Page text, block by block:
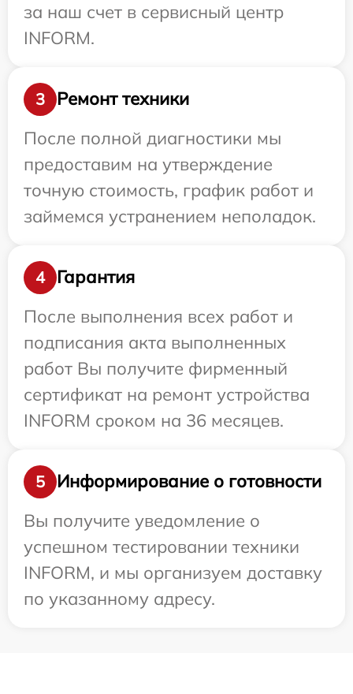
за наш счет в сервисный центр
INFORM.
3
Ремонт техники
После полной диагностики мы
предоставим на утверждение
точную стоимость, график работ и
займемся устранением неполадок.
4
Гарантия
После выполнения всех работ и
подписания акта выполненных
работ Вы получите фирменный
сертификат на ремонт устройства
INFORM сроком на 36 месяцев.
5
Информирование о готовности
Вы получите уведомление о
успешном тестировании техники
INFORM, и мы организуем доставку
по указанному адресу.